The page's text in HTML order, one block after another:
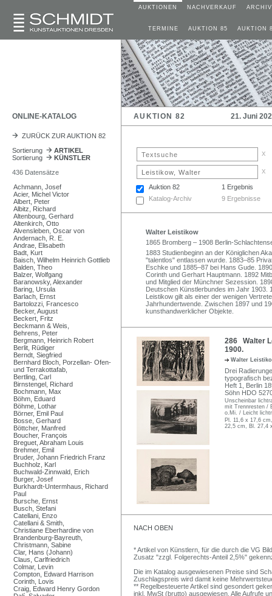
AUKTIONEN NACHVERKAUF ARCHIV
TERMINE AUKTION 85 AUKTION
ONLINE-KATALOG AUKTION 82 21. Juni
ZURÜCK ZUR AUKTION 82
Sortierung
ARTIKEL
Sortierung
KÜNSTLER
436 Datensätze
Achmann, Josef
Acier, Michel Victor
Albert, Peter
Albitz, Richard
Altenbourg, Gerhard
Altenkirch, Otto
Alvensleben, Oscar von
Andernach, R. E.
Andrae, Elisabeth
Badt, Kurt
Baisch, Wilhelm Heinrich Gottlieb
Balden, Theo
Balzer, Wolfgang
Baranowsky, Alexander
Baring, Ursula
Barlach, Ernst
Bartolozzi, Francesco
Becker, August
Beckert, Fritz
Beckmann & Weis,
Behrens, Peter
Bergmann, Heinrich Robert
Berlit, Rüdiger
Berndt, Siegfried
Bernhard Bloch, Porzellan- Ofen-
und Terrakottafab,
Bertling, Carl
Birnstengel, Richard
Bochmann, Max
Böhm, Eduard
Böhme, Lothar
Börner, Emil Paul
Bosse, Gerhard
Böttcher, Manfred
Boucher, François
Breguet, Abraham Louis
Brehmer, Emil
Bruder, Johann Friedrich Franz
Buchholz, Karl
Buchwald-Zinnwald, Erich
Burger, Josef
Burkhardt-Untermhaus, Richard
Paul
Bursche, Ernst
Busch, Stefani
Catellani, Enzo
Catellani & Smith,
Christiane Eberhardine von
Brandenburg-Bayreuth,
Christmann, Sabine
Clar, Hans (Johann)
Claus, Carlfriedrich
Colmar, Levin
Compton, Edward Harrison
Corinth, Lovis
Craig, Edward Henry Gordon
x
x
Auktion 82
1 Ergebnis
Katalog-Archiv
9 Ergebnisse
Walter Leistikow
1865 Bromberg – 1908 Berlin-
1883 Studienbeginn an der Königlichen
"talentlos" entlassen wurde. 1883–85
Eschke und 1885–87 bei Hans Gude.
Corinth und Gerhart Hauptmann. 1892
und Mitglied der Münchner Sezession.
Deutschen Künstlerbundes im Jahr 1903.
Leistikow gilt als einer der wenigen
Jahrhundertwende. Zwischen 1897 und
kunsthandwerklicher Objekte.
286 Walter
1900.
Walter
Drei
typografisch
Heft 1, Berlin
Söhn HDO
Unscheinbar
mit Trennresten /
o.Mi. / Leicht
Pl. 11,6 x 17,6
22,5 cm, Bl. 27,4
NACH OBEN
* Artikel von Künstlern, für die durch die VG
Zusatz "zzgl. Folgerechts-Anteil 2,5%"
Die im Katalog ausgewiesenen Preise sind
Zuschlagspreis wird damit keine
** Regelbesteuerte Artikel sind gesondert
inkl. MwSt (brutto) ausgewiesen. Alle Aufrufe